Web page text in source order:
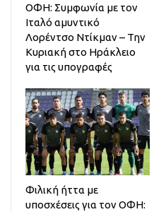
ΟΦΗ: Συμφωνία με τον
Ιταλό αμυντικό
Λορέντσο Ντίκμαν – Την
Κυριακή στο Ηράκλειο
για τις υπογραφές
Φιλική ήττα με
υποσχέσεις για τον ΟΦΗ: